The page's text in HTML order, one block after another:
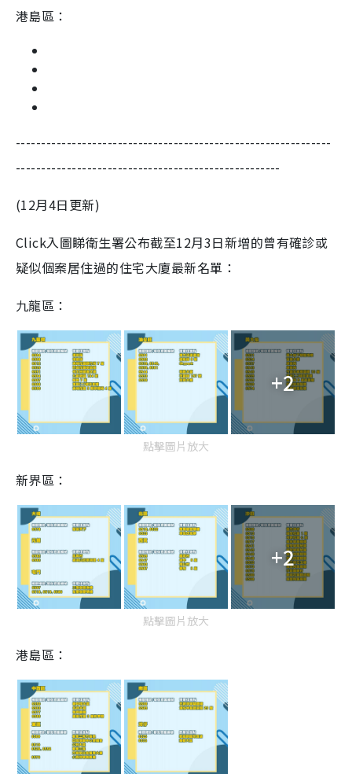
港島區：
--------------------------------------------------------------
----------------------------------------------------
(12月4日更新)
Click入圖睇衛生署公布截至12月3日新增的曾有確診或
疑似個案居住過的住宅大廈最新名單：
九龍區：
+2
點擊圖片放大
新界區：
+2
點擊圖片放大
港島區：